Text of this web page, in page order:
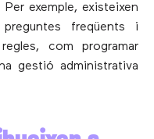
Per exemple, existeixen
freqüents i
com programar
gestió administrativa